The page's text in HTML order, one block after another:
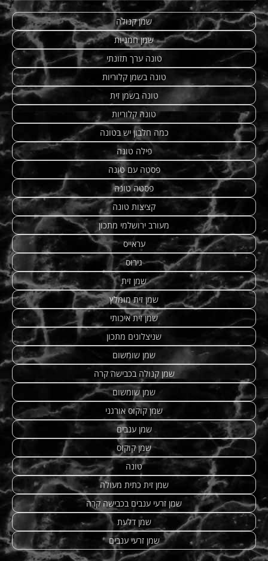
שמן קנולה
שמן חמניות
טונה ערך תזונתי
טונה בשמן קלוריות
טונה בשמן זית
טונה קלוריות
כמה חלבון יש בטונה
פילה טונה
פסטה עם טונה
פסטה טונה
קציצות טונה
מעורב ירושלמי מתכון
עראייס
גירוס
שמן זית
שמן זית מומלץ
שמן זית איכותי
שניצלונים מתכון
שמן שומשום
שמן קנולה בכבישה קרה
שמן שומשום
שמן קוקוס אורגני
שמן ענבים
שמן קוקוס
טונה
שמן זית כתית מעולה
שמן זרעי ענבים בכבישה קרה
שמן דלעת
שמן זרעי ענבים